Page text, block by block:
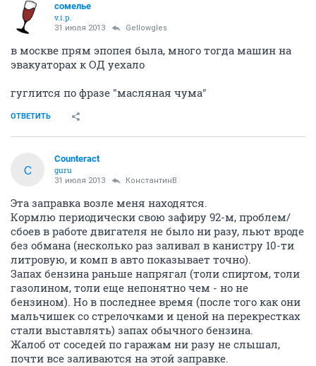
сомелье
v.i.p.
31 июля 2013 Gellowgles
в москве прям эпопея была, много тогда машин на
эвакуаторах к ОД уехало
гуглится по фразе "масляная чума"
ОТВЕТИТЬ
C
Counteract
guru
31 июля 2013 КонстантинВ
Эта заправка возле меня находятся.
Кормлю периодически свою зафиру 92-м, проблем/
сбоев в работе двигателя не было ни разу, льют вроде
без обмана (несколько раз заливал в канистру 10-ти
литровую, и комп в авто показывает точно).
Запах бензина раньше напрягал (толи спиртом, толи
газолином, толи еще непонятно чем - но не
бензином). Но в последнее время (после того как они
мальчишек со стрелочками и ценой на перекрестках
стали выставлять) запах обычного бензина.
Жалоб от соседей по гаражам ни разу не слышал,
почти все заливаются на этой заправке.